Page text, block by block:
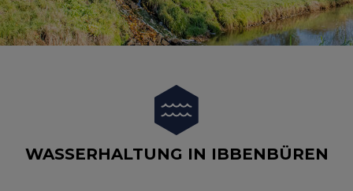
WASSERHALTUNG IN IBBENBÜREN